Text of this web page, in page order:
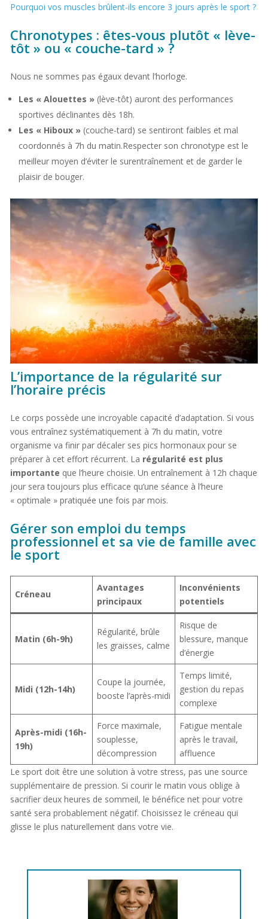
Pourquoi vos muscles brûlent-ils encore 3 jours après le sport ?
Chronotypes : êtes-vous plutôt « lève-
tôt » ou « couche-tard » ?
Nous ne sommes pas égaux devant l’horloge.
Les « Alouettes »(lève-tôt) auront des performances
sportives déclinantes dès 18h.
Les « Hiboux »(couche-tard) se sentiront faibles et mal
coordonnés à 7h du matin.Respecter son chronotype est le
meilleur moyen d’éviter le surentraînement et de garder le
plaisir de bouger.
L’importance de la régularité sur
l’horaire précis
Le corps possède une incroyable capacité d’adaptation. Si vous
vous entraînez systématiquement à 7h du matin, votre
organisme va finir par décaler ses pics hormonaux pour se
préparer à cet effort récurrent. La régularité est plus
importante que l’heure choisie. Un entraînement à 12h chaque
jour sera toujours plus efficace qu’une séance à l’heure
« optimale » pratiquée une fois par mois.
Gérer son emploi du temps
professionnel et sa vie de famille avec
le sport
Créneau
Avantages
principaux
Inconvénients
potentiels
Matin (6h-9h)
Régularité, brûle
les graisses, calme
Risque de
blessure, manque
d’énergie
Midi (12h-14h)
Coupe la journée,
booste l’après-midi
Temps limité,
gestion du repas
complexe
Après-midi (16h-
19h)
Force maximale,
souplesse,
décompression
Fatigue mentale
après le travail,
affluence
Le sport doit être une solution à votre stress, pas une source
supplémentaire de pression. Si courir le matin vous oblige à
sacrifier deux heures de sommeil, le bénéfice net pour votre
santé sera probablement négatif. Choisissez le créneau qui
glisse le plus naturellement dans votre vie.